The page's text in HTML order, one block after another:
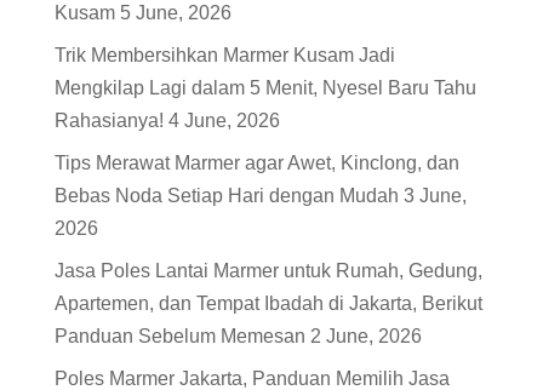
Kusam 5 June, 2026
Trik Membersihkan Marmer Kusam Jadi
Mengkilap Lagi dalam 5 Menit, Nyesel Baru Tahu
Rahasianya! 4 June, 2026
Tips Merawat Marmer agar Awet, Kinclong, dan
Bebas Noda Setiap Hari dengan Mudah 3 June,
2026
Jasa Poles Lantai Marmer untuk Rumah, Gedung,
Apartemen, dan Tempat Ibadah di Jakarta, Berikut
Panduan Sebelum Memesan 2 June, 2026
Poles Marmer Jakarta, Panduan Memilih Jasa